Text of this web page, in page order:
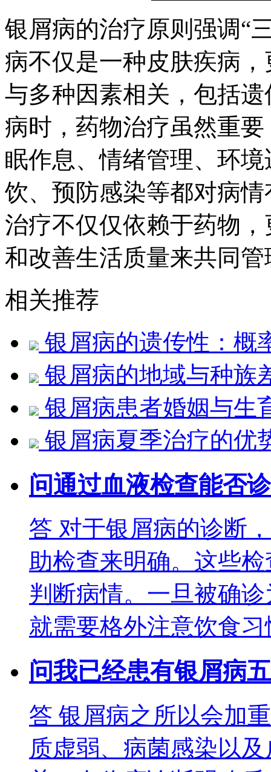
银屑病的治疗原则强调“
病不仅是一种皮肤疾病
与多种因素相关，包括
病时，药物治疗虽然重
眠作息、情绪管理、环
饮、预防感染等都对病
治疗不仅仅依赖于药物
和改善生活质量来共同
相关推荐
银屑病的遗传性：概
银屑病的地域与种族
银屑病患者婚姻与生
银屑病夏季治疗的优
问通过血液检查能否
答 对于银屑病的诊断
助检查来明确。这些
判断病情。一旦被确
就需要格外注意饮食
问我已经患有银屑病
答 银屑病之所以会加
质虚弱、病菌感染以